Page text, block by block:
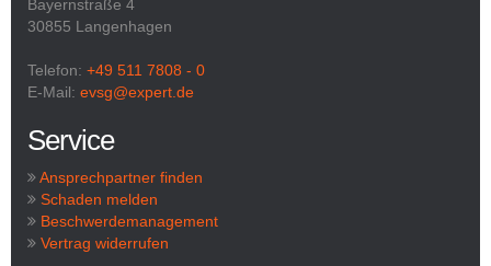
Bayernstraße 4
30855 Langenhagen
Telefon: +49 511 7808 - 0
E-Mail: evsg@expert.de
Service
Ansprechpartner finden
Schaden melden
Beschwerdemanagement
Vertrag widerrufen